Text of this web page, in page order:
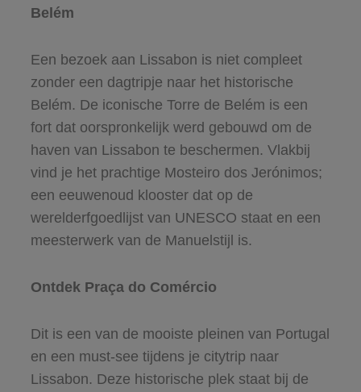
Belém
Een bezoek aan Lissabon is niet compleet
zonder een dagtripje naar het historische
Belém. De iconische Torre de Belém is een
fort dat oorspronkelijk werd gebouwd om de
haven van Lissabon te beschermen. Vlakbij
vind je het prachtige Mosteiro dos Jerónimos;
een eeuwenoud klooster dat op de
werelderfgoedlijst van UNESCO staat en een
meesterwerk van de Manuelstijl is.
Ontdek Praça do Comércio
Dit is een van de mooiste pleinen van Portugal
en een must-see tijdens je citytrip naar
Lissabon. Deze historische plek staat bij de